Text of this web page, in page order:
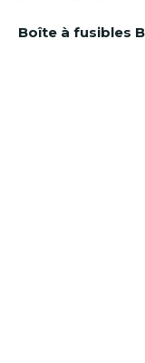
Boîte à fusibles B